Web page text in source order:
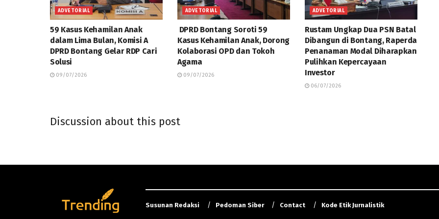
ADVETORIAL
59 Kasus Kehamilan Anak
dalam Lima Bulan, Komisi A
DPRD Bontang Gelar RDP Cari
Solusi
09/07/2026
ADVETORIAL
DPRD Bontang Soroti 59
Kasus Kehamilan Anak, Dorong
Kolaborasi OPD dan Tokoh
Agama
09/07/2026
ADVETORIAL
Rustam Ungkap Dua PSN Batal
Dibangun di Bontang, Raperda
Penanaman Modal Diharapkan
Pulihkan Kepercayaan
Investor
06/07/2026
Discussion about this post
Susunan Redaksi Pedoman Siber Contact Kode Etik Jurnalistik